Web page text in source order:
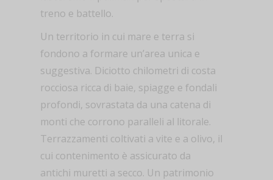
treno e battello.
Un territorio in cui mare e terra si
fondono a formare un’area unica e
suggestiva. Diciotto chilometri di costa
rocciosa ricca di baie, spiagge e fondali
profondi, sovrastata da una catena di
monti che corrono paralleli al litorale.
Terrazzamenti coltivati a vite e a olivo, il
cui contenimento è assicurato da
antichi muretti a secco. Un patrimonio